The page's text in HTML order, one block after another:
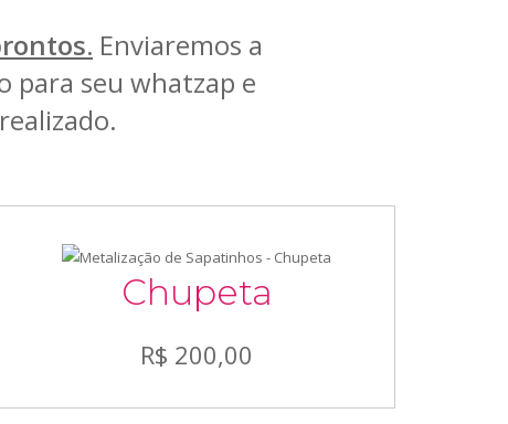
Enviaremos a
para seu whatzap e
Chupeta
R$ 200,00